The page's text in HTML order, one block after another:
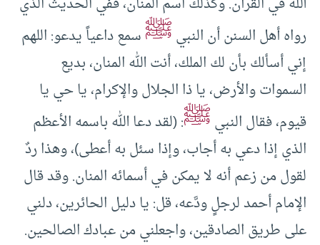
رواه أهل السنن أن النبيﷺسمع داعياً يدعو‏:‏ اللهم
إني أسألك بأن لك الملك، أنت الله المنان، بديع
السموات والأرض، يا ذا الجلال والإكرام، يا حي يا
قيوم، فقال النبيﷺ‏:‏ ‏(‏لقد دعا الله باسمه الأعظم
الذي إذا دعي به أجاب، وإذا سئل به أعطى‏)‏، وهذا ردٌ
لقول من زعم أنه لا يمكن في أسمائه المنان‏.‏ وقد قال
الإمام أحمد لرجلٍ ودَّعه، قل‏:‏ يا دليل الحائرين، دلني
على طريق الصادقين، واجعلني من عبادك الصالحين‏.‏